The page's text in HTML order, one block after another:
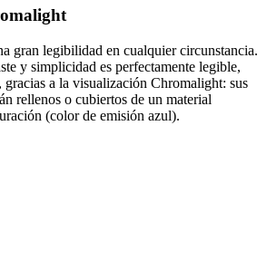
gran legibilidad en cualquier circunstancia.
y simplicidad es perfectamente legible,
a la visualización Chromalight: sus
rellenos o cubiertos de un material
(color de emisión azul).